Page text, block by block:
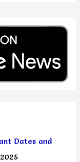
Dates and